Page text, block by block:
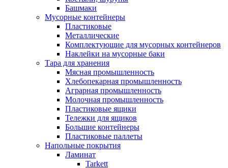
Башмаки
Мусорные контейнеры
Пластиковые
Металлические
Комплектующие для мусорных контейнеров
Наклейки на мусорные баки
Тара для хранения
Мясная промышленность
Хлебопекарная промышленность
Аграрная промышленность
Молочная промышленность
Пластиковые ящики
Тележки для ящиков
Большие контейнеры
Пластиковые паллеты
Напольные покрытия
Ламинат
Tarkett